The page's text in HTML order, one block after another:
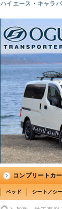
ハイエース・キャラ
コンプリートカー
ベッド シート／シ